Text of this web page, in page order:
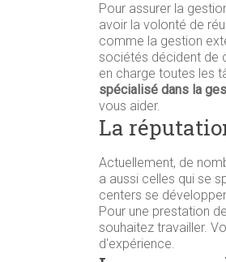
Pour assurer la
avoir la volonté de
comme la gestion
sociétés décident de
en charge toutes les
spécialisé dans la
vous aider.
La
Actuellement, de
a aussi celles qui se
centers se
Pour une prestation
souhaitez travailler.
d'expérience.